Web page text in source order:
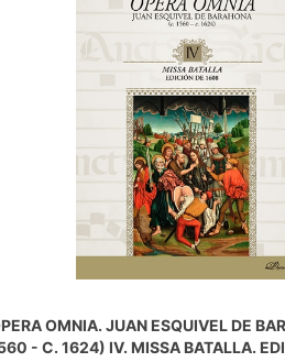
OMNIA. JUAN ESQUIVEL DE
- C. 1624) IV. MISSA BATALLA.